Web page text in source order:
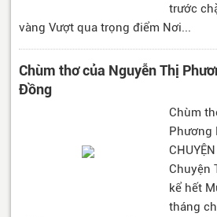
trước
vàng Vượt qua trọng điểm Nơi...
Chùm thơ của Nguyễn Thị
Đồng
Chùm
Phương
Chuyện
kể hết
tháng